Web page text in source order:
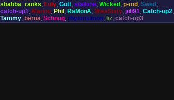
shabba_ranks, Euly, Gott, stallone, Wicked , p-rod , Swed ,
catch-up1, Marino, Phil , RaMonA, MissSixty, juli91, Catch-up2,
Tammy, berna, Schnug, rhymnsimon, liz, catch-up3